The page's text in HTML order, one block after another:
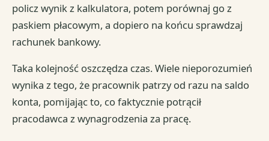
policz wynik z kalkulatora, potem porównaj go z
paskiem płacowym, a dopiero na końcu sprawdzaj
rachunek bankowy.
Taka kolejność oszczędza czas. Wiele nieporozumień
wynika z tego, że pracownik patrzy od razu na saldo
konta, pomijając to, co faktycznie potrącił
pracodawca z wynagrodzenia za pracę.